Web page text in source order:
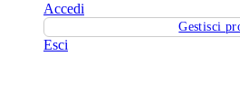
Accedi
Gestisci
Esci